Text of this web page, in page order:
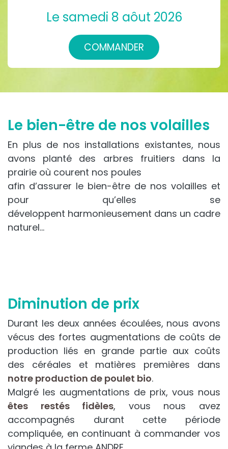
Le samedi 8 aôut 2026
COMMANDER
Le bien-être de nos volailles
En plus de nos installations existantes, nous
avons planté des arbres fruitiers dans la
prairie où courent nos poules
afin d’assurer le bien-être de nos volailles et
pour qu’elles se
développent harmonieusement dans un cadre
naturel…​
Diminution de prix
Durant les deux années écoulées, nous avons
vécus des fortes augmentations de coûts de
production liés en grande partie aux coûts
des céréales et matières premières dans
notre production de poulet bio.
Malgré les augmentations de prix, vous nous
êtes restés fidèles, vous nous avez
accompagnés durant cette période
compliquée, en continuant à commander vos